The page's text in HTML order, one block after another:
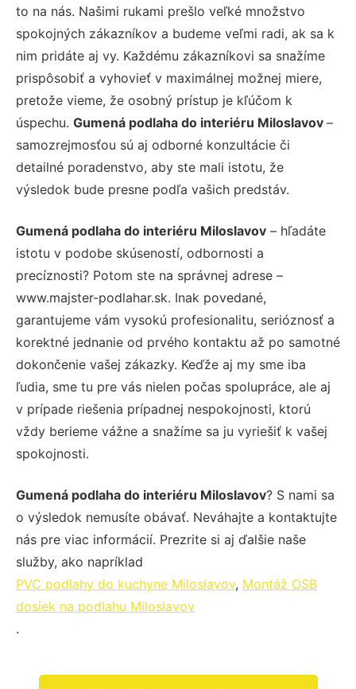
to na nás. Našimi rukami prešlo veľké množstvo
spokojných zákazníkov a budeme veľmi radi, ak sa k
nim pridáte aj vy. Každému zákazníkovi sa snažíme
prispôsobiť a vyhovieť v maximálnej možnej miere,
pretože vieme, že osobný prístup je kľúčom k
úspechu. Gumená podlaha do interiéru Miloslavov –
samozrejmosťou sú aj odborné konzultácie či
detailné poradenstvo, aby ste mali istotu, že
výsledok bude presne podľa vašich predstáv.
Gumená podlaha do interiéru Miloslavov – hľadáte
istotu v podobe skúseností, odbornosti a
precíznosti? Potom ste na správnej adrese –
www.majster-podlahar.sk. Inak povedané,
garantujeme vám vysokú profesionalitu, serióznosť a
korektné jednanie od prvého kontaktu až po samotné
dokončenie vašej zákazky. Keďže aj my sme iba
ľudia, sme tu pre vás nielen počas spolupráce, ale aj
v prípade riešenia prípadnej nespokojnosti, ktorú
vždy berieme vážne a snažíme sa ju vyriešiť k vašej
spokojnosti.
Gumená podlaha do interiéru Miloslavov? S nami sa
o výsledok nemusíte obávať. Neváhajte a kontaktujte
nás pre viac informácií. Prezrite si aj ďalšie naše
služby, ako napríklad
PVC podlahy do kuchyne Miloslavov, Montáž OSB
dosiek na podlahu Miloslavov
.